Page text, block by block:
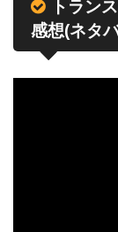
トラン
感想(ネタ